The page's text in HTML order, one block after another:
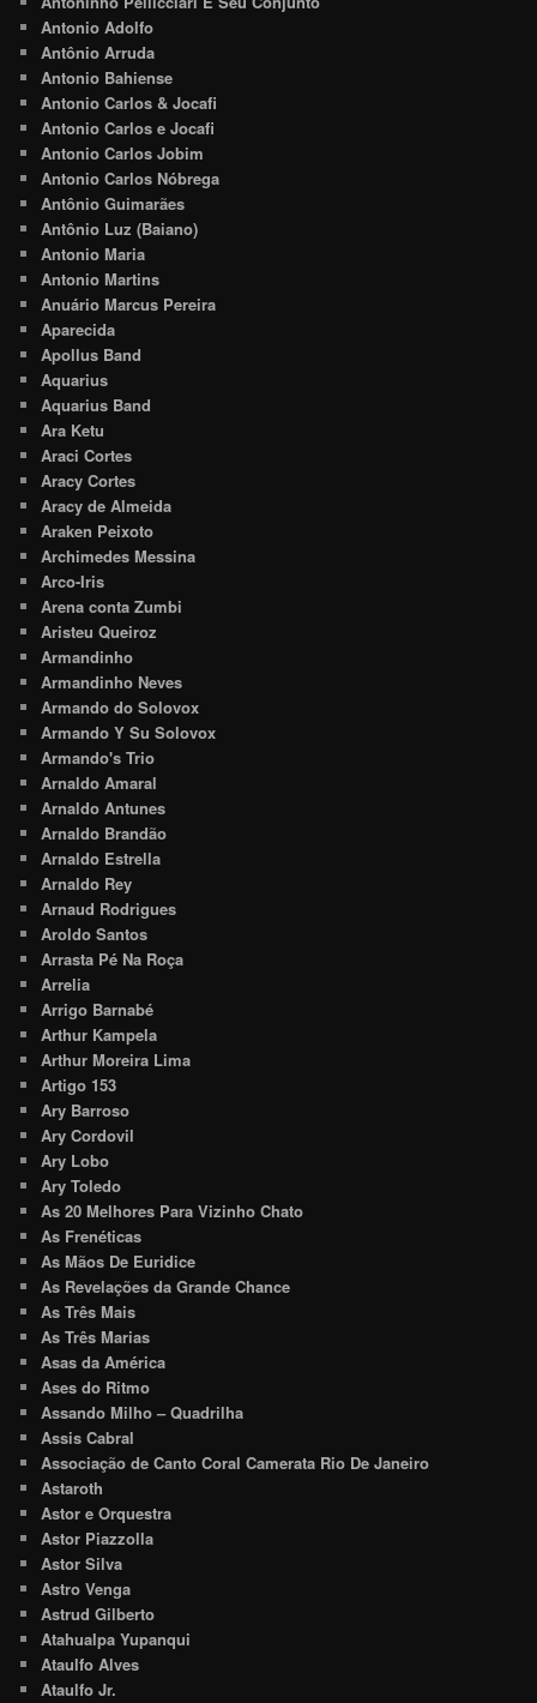
Antonio Adolfo
Antônio Arruda
Antonio Bahiense
Antonio Carlos & Jocafi
Antonio Carlos e Jocafi
Antonio Carlos Jobim
Antonio Carlos Nóbrega
Antônio Guimarães
Antônio Luz (Baiano)
Antonio Maria
Antonio Martins
Anuário Marcus Pereira
Aparecida
Apollus Band
Aquarius
Aquarius Band
Ara Ketu
Araci Cortes
Aracy Cortes
Aracy de Almeida
Araken Peixoto
Archimedes Messina
Arco-Iris
Arena conta Zumbi
Aristeu Queiroz
Armandinho
Armandinho Neves
Armando do Solovox
Armando Y Su Solovox
Armando's Trio
Arnaldo Amaral
Arnaldo Antunes
Arnaldo Brandão
Arnaldo Estrella
Arnaldo Rey
Arnaud Rodrigues
Aroldo Santos
Arrasta Pé Na Roça
Arrelia
Arrigo Barnabé
Arthur Kampela
Arthur Moreira Lima
Artigo 153
Ary Barroso
Ary Cordovil
Ary Lobo
Ary Toledo
As 20 Melhores Para Vizinho Chato
As Frenéticas
As Mãos De Euridice
As Revelações da Grande Chance
As Três Mais
As Três Marias
Asas da América
Ases do Ritmo
Assando Milho – Quadrilha
Assis Cabral
Associação de Canto Coral Camerata Rio De Janeiro
Astaroth
Astor e Orquestra
Astor Piazzolla
Astor Silva
Astro Venga
Astrud Gilberto
Atahualpa Yupanqui
Ataulfo Alves
Ataulfo Jr.